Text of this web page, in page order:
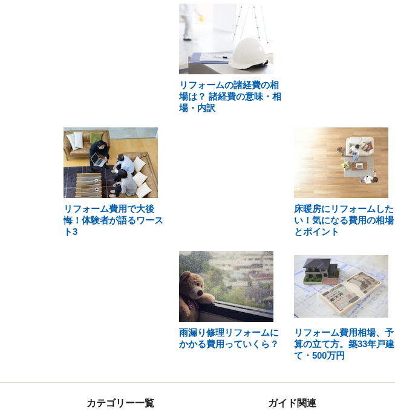
リフォームの諸経費の相
場は？ 諸経費の意味・相
場・内訳
リフォーム費用で大後
悔！体験者が語るワース
ト3
床暖房にリフォームした
い！気になる費用の相場
とポイント
雨漏り修理リフォームに
かかる費用っていくら？
リフォーム費用相場、予
算の立て方。築33年戸建
て・500万円
カテゴリー一覧 ガイド関連